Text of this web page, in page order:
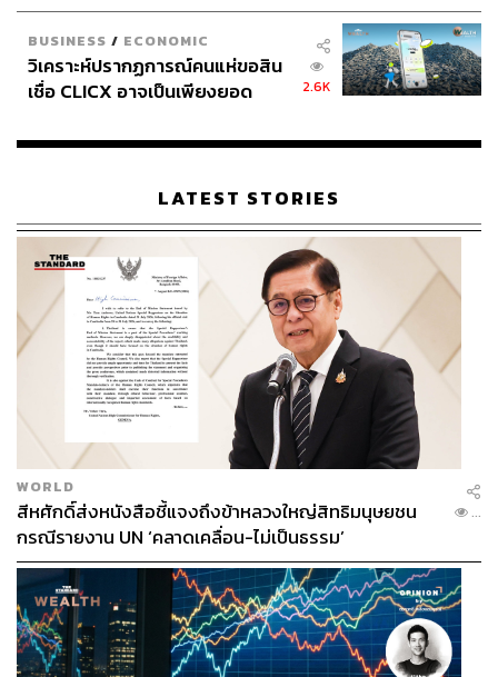
BUSINESS / ECONOMIC
วิเคราะห์ปรากฏการณ์คนแห่ขอสิน
เชื่อ CLICX อาจเป็นเพียงยอด
เรือนไทยที่ถูกซุกไว้
2.6K
LATEST STORIES
WORLD
สีหศักดิ์ส่งหนังสือชี้แจงถึงข้าหลวงใหญ่สิทธิมนุษยชน
กรณีรายงาน UN ‘คลาดเคลื่อน-ไม่เป็นธรรม’
...